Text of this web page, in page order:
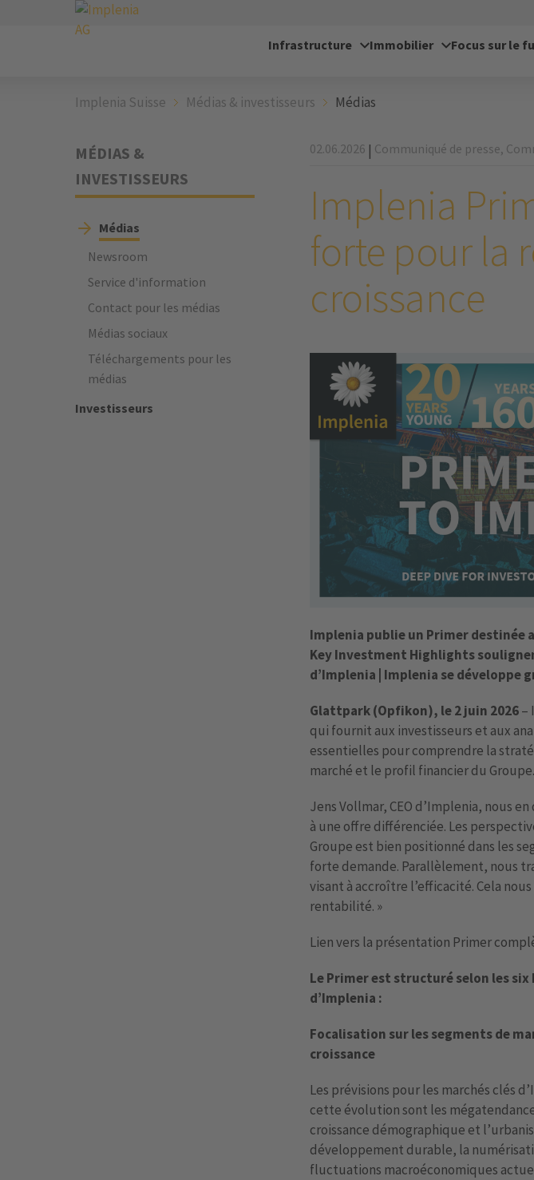
Infrastructure Immobilier Focus sur le
Implenia Suisse Médias & investisseurs Médias
MÉDIAS &
INVESTISSEURS
Médias
Newsroom
Service d'information
Contact pour les médias
Médias sociaux
Téléchargements pour les
médias
Investisseurs
02.06.2026 | Communiqué de presse,
Implenia
forte pour la
croissance
Implenia publie un Primer destinée
Key Investment Highlights
d’Implenia | Implenia se développe
Glattpark (Opfikon), le 2 juin 2026–
qui fournit aux investisseurs et aux
essentielles pour comprendre la
marché et le profil financier du Groupe.
Jens Vollmar, CEO d’Implenia, nous
à une offre différenciée. Les
Groupe est bien positionné dans les
forte demande. Parallèlement, nous
visant à accroître l’efficacité. Cela
rentabilité. »
Lien vers la présentation Primer
Le Primer est structuré selon les
d’Implenia :
Focalisation sur les segments de
croissance
Les prévisions pour les marchés clés
cette évolution sont les
croissance démographique et
développement durable, la
fluctuations macroéconomiques